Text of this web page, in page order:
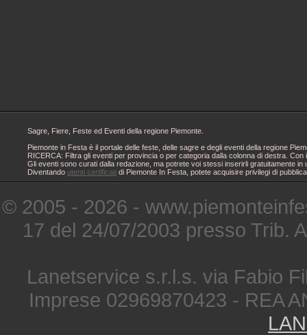
Sagre, Fiere, Feste ed Eventi della regione Piemonte.
Piemonte in Festa è il portale delle feste, delle sagre e degli eventi della regione
RICERCA: Filtra gli eventi per provincia o per categoria dalla colonna di destra.
Gli eventi sono curati dalla redazione, ma potrete voi stessi inserirli gratuitamente
Diventando utenti certificati di Piemonte In Festa, potete acquisire privilegi di
© 2005 - 2026 -
17 del 24/07/2003 presso Trib.
Lanetservice s.r.l.s. via Fabio
Imprese 02969870423 - REA